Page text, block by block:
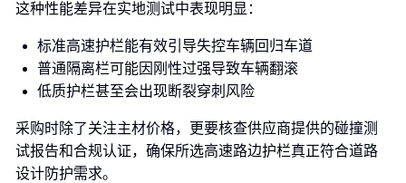
这种性能差异在实地测试中表现明显：
标准高速护栏能有效引导失控车辆回归车道
普通隔离栏可能因刚性过强导致车辆翻滚
低质护栏甚至会出现断裂穿刺风险
采购时除了关注主材价格，更要核查供应商提供的碰撞测
试报告和合规认证，确保所选高速路边护栏真正符合道路
设计防护需求。